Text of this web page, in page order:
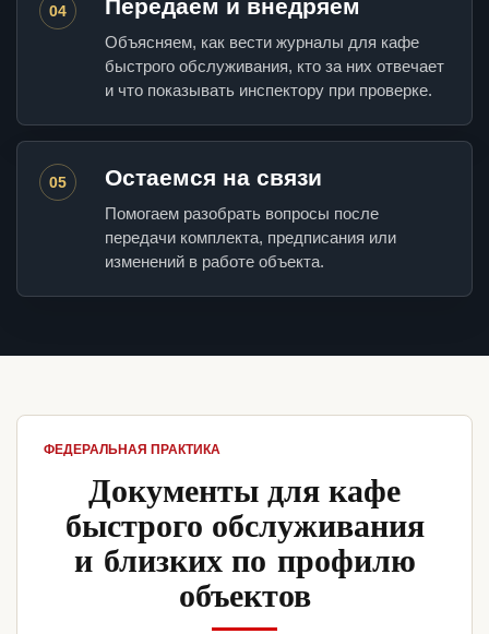
04 Передаем и внедряем
Объясняем, как вести журналы для кафе
быстрого обслуживания, кто за них отвечает
и что показывать инспектору при проверке.
05 Остаемся на связи
Помогаем разобрать вопросы после
передачи комплекта, предписания или
изменений в работе объекта.
ФЕДЕРАЛЬНАЯ ПРАКТИКА
Документы для кафе
быстрого обслуживания
и близких по профилю
объектов